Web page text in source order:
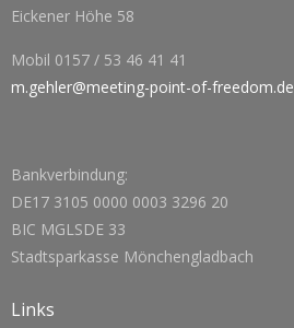
Eickener Höhe 58
Mobil 0157 / 53 46 41 41
m.gehler@meeting-point-of-freedom.de
Bankverbindung:
DE17 3105 0000 0003 3296 20
BIC MGLSDE 33
Stadtsparkasse Mönchengladbach
Links